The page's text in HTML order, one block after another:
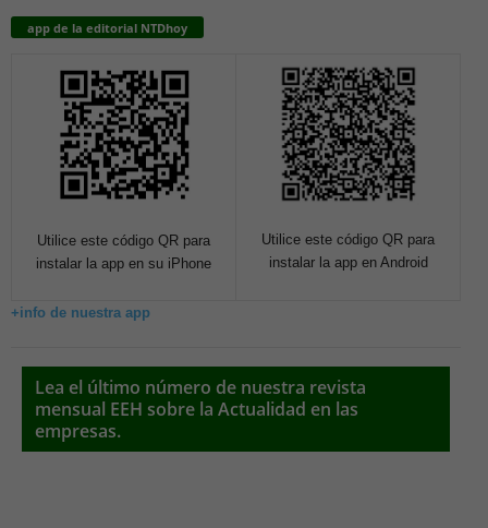
app de la editorial NTDhoy
Utilice este código QR para
instalar la app en su iPhone
Utilice este código QR para
instalar la app en Android
+info de nuestra app
Lea el último número de nuestra revista
mensual EEH sobre la Actualidad en las
empresas.